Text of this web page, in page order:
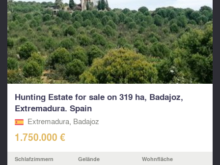
Hunting Estate for sale on 319 ha, Badajoz,
Extremadura. Spain
Extremadura, Badajoz
1.750.000 €
Schlafzimmern Gelände Wohnfläche